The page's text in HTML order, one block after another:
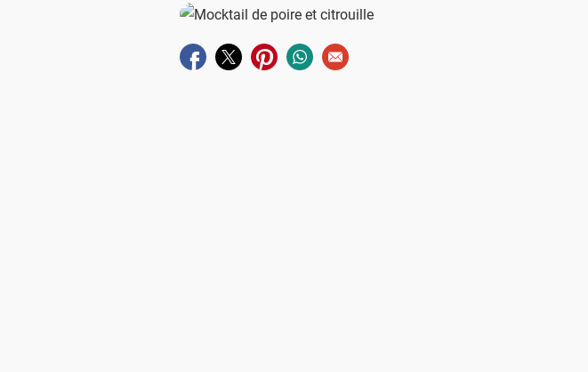
Partager sur facebook
Partager sur twitter
Partager sur pinterest
Partager sur whatsapp
Envoyer à un ami